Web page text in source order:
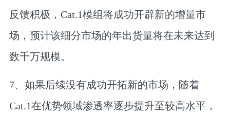
反馈积极，Cat.1模组将成功开辟新的增量市
场，预计该细分市场的年出货量将在未来达到
数千万规模。
7、如果后续没有成功开拓新的市场，随着
Cat.1在优势领域渗透率逐步提升至较高水平，